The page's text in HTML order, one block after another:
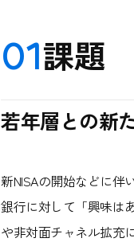
01課題
若年層との新
新NISAの開始などに伴
銀行に対して「興味は
や非対面チャネル拡充